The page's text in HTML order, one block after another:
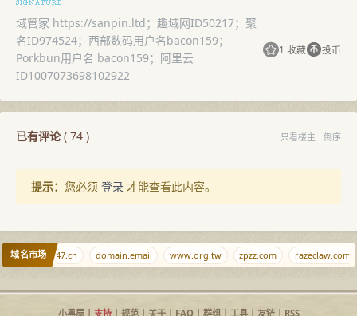
域管家 https://sanpin.ltd；趣域网ID50217；聚
名ID974524；西部数码用户名bacon159；
Porkbun用户名 bacon159；阿里云
ID1007073698102922
1 收藏 投币
已有评论( 74 ) 只看楼主 倒序
提示： 您必须 登录 才能查看此内容。
域名市场
t.cr 347.cn domain.email www.org.tw zpzz.com razeclaw.com
小黑屋| 支持| 规范| 关于| FAQ| 群组 工具| 友链| RSS